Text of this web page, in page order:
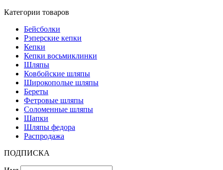
Категории товаров
Бейсболки
Рэперские кепки
Кепки
Кепки восьмиклинки
Шляпы
Ковбойские шляпы
Широкополые шляпы
Береты
Фетровые шляпы
Соломенные шляпы
Шапки
Шляпы федора
Распродажа
ПОДПИСКА